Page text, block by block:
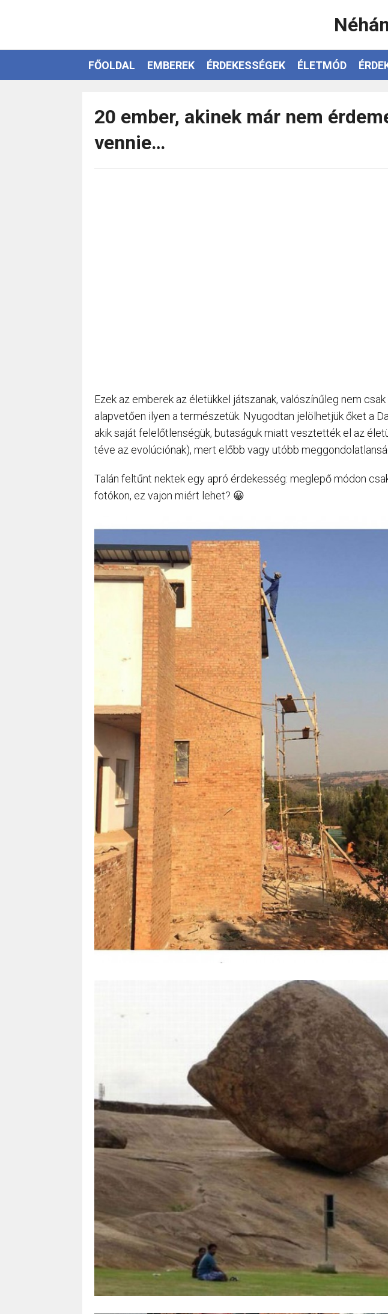
FŐOLDAL EMBEREK ÉRDEKESSÉGEK ÉLETMÓD
20 ember, akinek már nem
vennie…
Ezek az emberek az életükkel játszanak, valószínűleg nem csak
alapvetően ilyen a természetük. Nyugodtan jelölhetjük őket a
akik saját felelőtlenségük, butaságuk miatt vesztették el az
téve az evolúciónak), mert előbb vagy utóbb
Talán feltűnt nektek egy apró érdekesség: meglepő módon
fotókon, ez vajon miért lehet? 😀